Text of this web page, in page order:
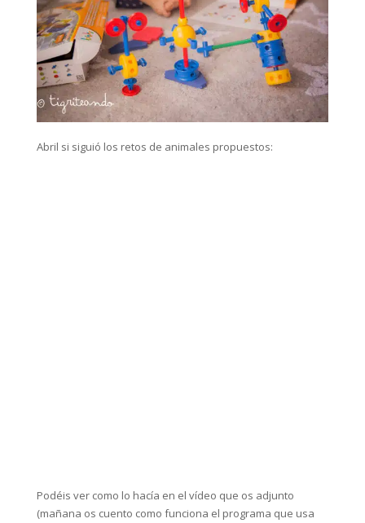
Abril si siguió los retos de animales propuestos:
Podéis ver como lo hacía en el vídeo que os adjunto
(mañana os cuento como funciona el programa que usa